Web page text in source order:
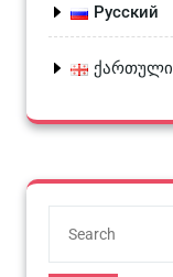
Русский
ქართული